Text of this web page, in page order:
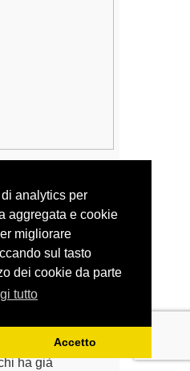
analytics per
aggregata e cookie
migliorare
sul tasto
dei cookie da parte
tutto
Accetto
DI ALTA
a studenti,
prime armi e
settori, che
molto pratico,
ha già